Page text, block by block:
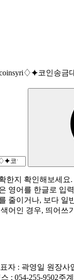
코인송금
한지 확인해보세요.
영어를 한글로 입
줄이거나, 보다 일
어인 경우, 띄어쓰
자 : 곽영일 원장사
: 054-255-9502주